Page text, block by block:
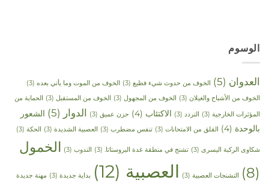
الوسوم
العدوان (5) الخوف من حدوث شيء فظيع (3) الخوف من الموت وما يأتي بعده (3)
الخوف من الأشباح والغيلان (3) الخوف من المجهول (3) الخوف من المستقبل (3) الحماية من
المؤثرات الخارجية (3) التردد (3) الاكتئاب (4) حزن عميق (3) الدوار (5)
الشعور
بالوحدة (4) القلق من الامتحانات (3) تنفس مضطرب (3) العصبية الشديدة (3) الحكة (3)
شكاوى الركبة اليسرى (3) تشنج في منطقة غدة البروستاتا. (3) الندوب (3)
الخمول
(8)
التشنجات العصبية (3) العصبية (12) بداية جديدة (3) مهنة جديدة